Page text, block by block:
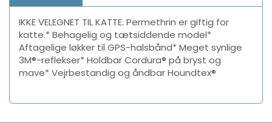
IKKE VELEGNET TIL KATTE. Permethrin er giftig for
katte.* Behagelig og tætsiddende model*
Aftagelige løkker til GPS-halsbånd* Meget synlige
3M®-reflekser* Holdbar Cordura® på bryst og
mave* Vejrbestandig og åndbar Houndtex®